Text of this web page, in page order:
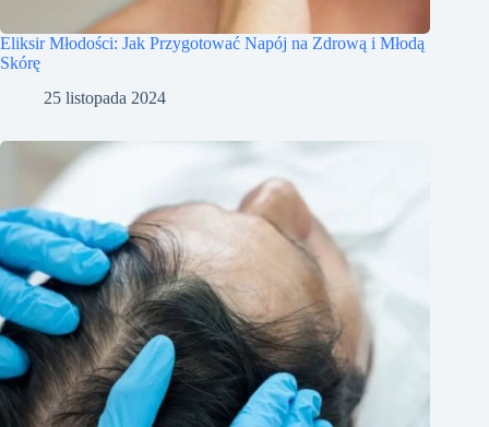
Eliksir Młodości: Jak Przygotować Napój na Zdrową i Młodą
Skórę
25 listopada 2024